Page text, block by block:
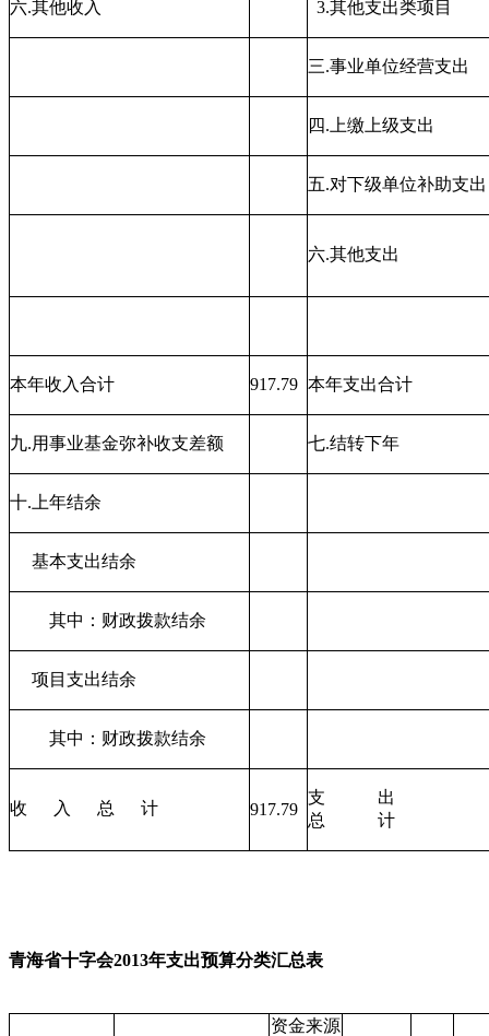
六.其他收入 3.其他支出类项目
三.事业单位经营支出
四.上缴上级支出
五.对下级单位补助支出
六.其他支出
本年收入合计 917.79 本年支出合计
九.用事业基金弥补收支差额 七.结转下年
十.上年结余
基本支出结余
其中：财政拨款结余
项目支出结余
其中：财政拨款结余
收 入 总 计 917.79
支 出
总 计
青海省十字会2013年支出预算分类汇总表
资金来源